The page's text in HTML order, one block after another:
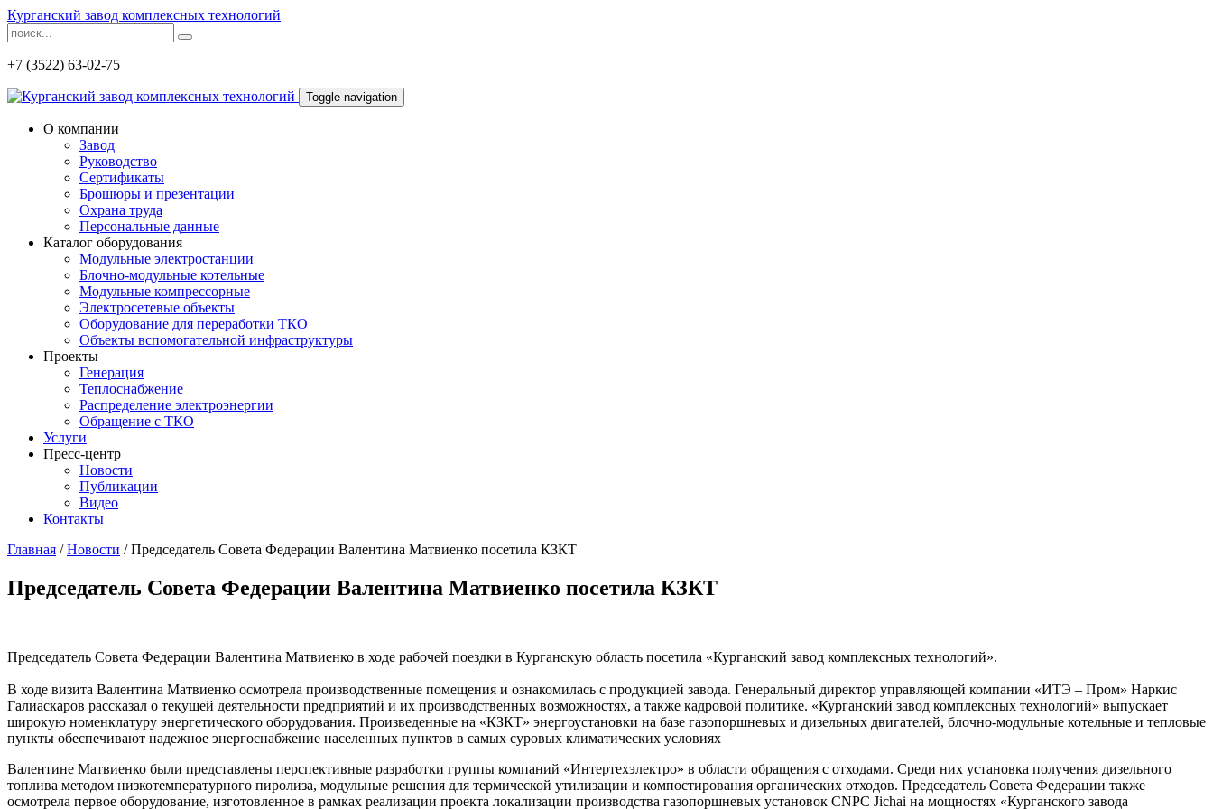
Курганский завод комплексных технологий
+7 (3522) 63-02-75
Toggle navigation
О компании
Завод
Руководство
Сертификаты
Брошюры и презентации
Охрана труда
Персональные данные
Каталог оборудования
Модульные электростанции
Блочно-модульные котельные
Модульные компрессорные
Электросетевые объекты
Оборудование для переработки ТКО
Объекты вспомогательной инфраструктуры
Проекты
Генерация
Теплоснабжение
Распределение электроэнергии
Обращение с ТКО
Услуги
Пресс-центр
Новости
Публикации
Видео
Контакты
Главная / Новости / Председатель Совета Федерации Валентина Матвиенко посетила КЗКТ
Председатель Совета Федерации Валентина Матвиенко посетила КЗКТ
Председатель Совета Федерации Валентина Матвиенко в ходе рабочей поездки в Курганскую область посетила «Курганский завод комплексных технологий».
В ходе визита Валентина Матвиенко осмотрела производственные помещения и ознакомилась с продукцией завода. Генеральный директор управляющей компании «ИТЭ – Пром» Наркис
Галиаскаров рассказал о текущей деятельности предприятий и их производственных возможностях, а также кадровой политике. «Курганский завод комплексных технологий» выпускает
широкую номенклатуру энергетического оборудования. Произведенные на «КЗКТ» энергоустановки на базе газопоршневых и дизельных двигателей, блочно-модульные котельные и тепловые
пункты обеспечивают надежное энергоснабжение населенных пунктов в самых суровых климатических условиях
Валентине Матвиенко были представлены перспективные разработки группы компаний «Интертехэлектро» в области обращения с отходами. Среди них установка получения дизельного
топлива методом низкотемпературного пиролиза, модульные решения для термической утилизации и компостирования органических отходов. Председатель Совета Федерации также
осмотрела первое оборудование, изготовленное в рамках реализации проекта локализации производства газопоршневых установок CNPC Jichai на мощностях «Курганского завода